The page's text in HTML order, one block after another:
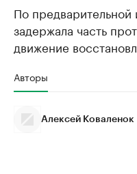
По
задержала часть
движение
Авторы
Алексей Коваленок